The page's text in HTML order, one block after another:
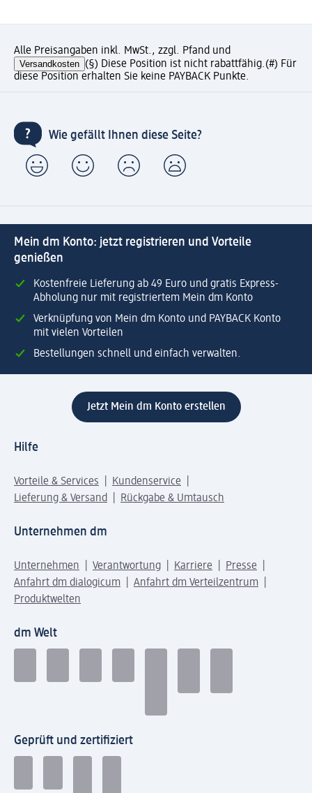
Alle Preisangaben inkl. MwSt., zzgl. Pfand und
Versandkosten (§) Diese Position ist nicht rabattfähig.(#) Für
diese Position erhalten Sie keine PAYBACK Punkte.
Wie gefällt Ihnen diese Seite?
Mein dm Konto: jetzt registrieren und Vorteile
genießen
Kostenfreie Lieferung ab 49 Euro und gratis Express-
Abholung nur mit registriertem Mein dm Konto
Verknüpfung von Mein dm Konto und PAYBACK Konto
mit vielen Vorteilen
Bestellungen schnell und einfach verwalten.
Jetzt Mein dm Konto erstellen
Hilfe
Vorteile & Services
Kundenservice
Lieferung & Versand
Rückgabe & Umtausch
Unternehmen dm
Unternehmen Verantwortung Karriere
Presse
Anfahrt dm dialogicum
Anfahrt dm Verteilzentrum
Produktwelten
dm Welt
Geprüft und zertifiziert